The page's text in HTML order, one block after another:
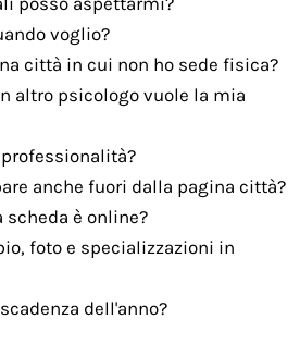
voglio?
città in cui non ho sede fisica?
altro psicologo vuole la mia
anche fuori dalla pagina città?
è online?
foto e specializzazioni in
dell'anno?